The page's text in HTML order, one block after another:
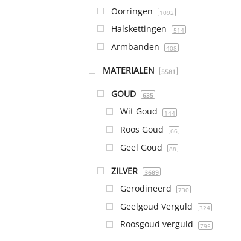
Oorringen 1092
Halskettingen 514
Armbanden 408
MATERIALEN 5581
GOUD 635
Wit Goud 144
Roos Goud 66
Geel Goud 88
ZILVER 3689
Gerodineerd 730
Geelgoud Verguld 324
Roosgoud verguld 795